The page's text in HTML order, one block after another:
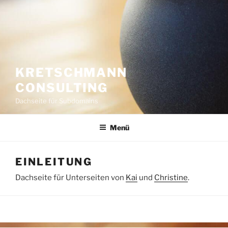
KRETSCHMANN
CONSULTING
Dachseite für Subdomains
Menü
EINLEITUNG
Dachseite für Unterseiten von Kai und Christine.